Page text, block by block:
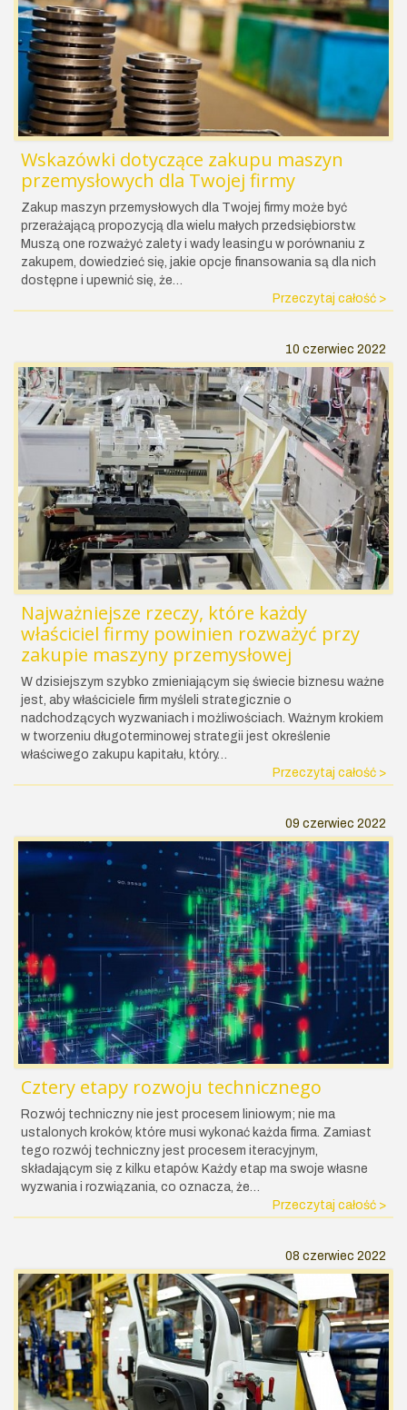
Wskazówki dotyczące zakupu maszyn
przemysłowych dla Twojej firmy
Zakup maszyn przemysłowych dla Twojej firmy może być
przerażającą propozycją dla wielu małych przedsiębiorstw.
Muszą one rozważyć zalety i wady leasingu w porównaniu z
zakupem, dowiedzieć się, jakie opcje finansowania są dla nich
dostępne i upewnić się, że…
Przeczytaj całość >
10 czerwiec 2022
Najważniejsze rzeczy, które każdy
właściciel firmy powinien rozważyć przy
zakupie maszyny przemysłowej
W dzisiejszym szybko zmieniającym się świecie biznesu ważne
jest, aby właściciele firm myśleli strategicznie o
nadchodzących wyzwaniach i możliwościach. Ważnym krokiem
w tworzeniu długoterminowej strategii jest określenie
właściwego zakupu kapitału, który…
Przeczytaj całość >
09 czerwiec 2022
Cztery etapy rozwoju technicznego
Rozwój techniczny nie jest procesem liniowym; nie ma
ustalonych kroków, które musi wykonać każda firma. Zamiast
tego rozwój techniczny jest procesem iteracyjnym,
składającym się z kilku etapów. Każdy etap ma swoje własne
wyzwania i rozwiązania, co oznacza, że…
Przeczytaj całość >
08 czerwiec 2022